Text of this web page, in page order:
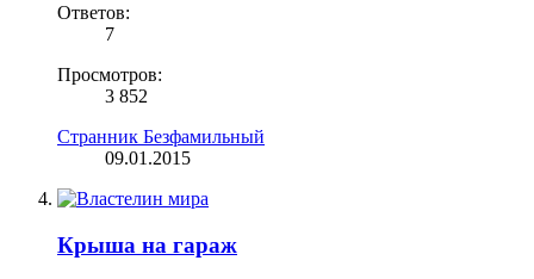
Ответов:
7
Просмотров:
3 852
Странник Безфамильный
09.01.2015
Крыша на гараж